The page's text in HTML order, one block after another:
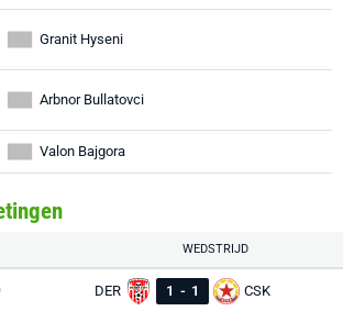
Granit Hyseni
Arbnor Bullatovci
Valon Bajgora
WEDSTRIJD
DER 1 - 1 CSK